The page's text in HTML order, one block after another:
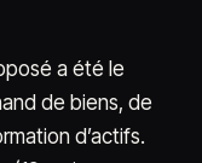
a été le
de biens, de
d’actifs.